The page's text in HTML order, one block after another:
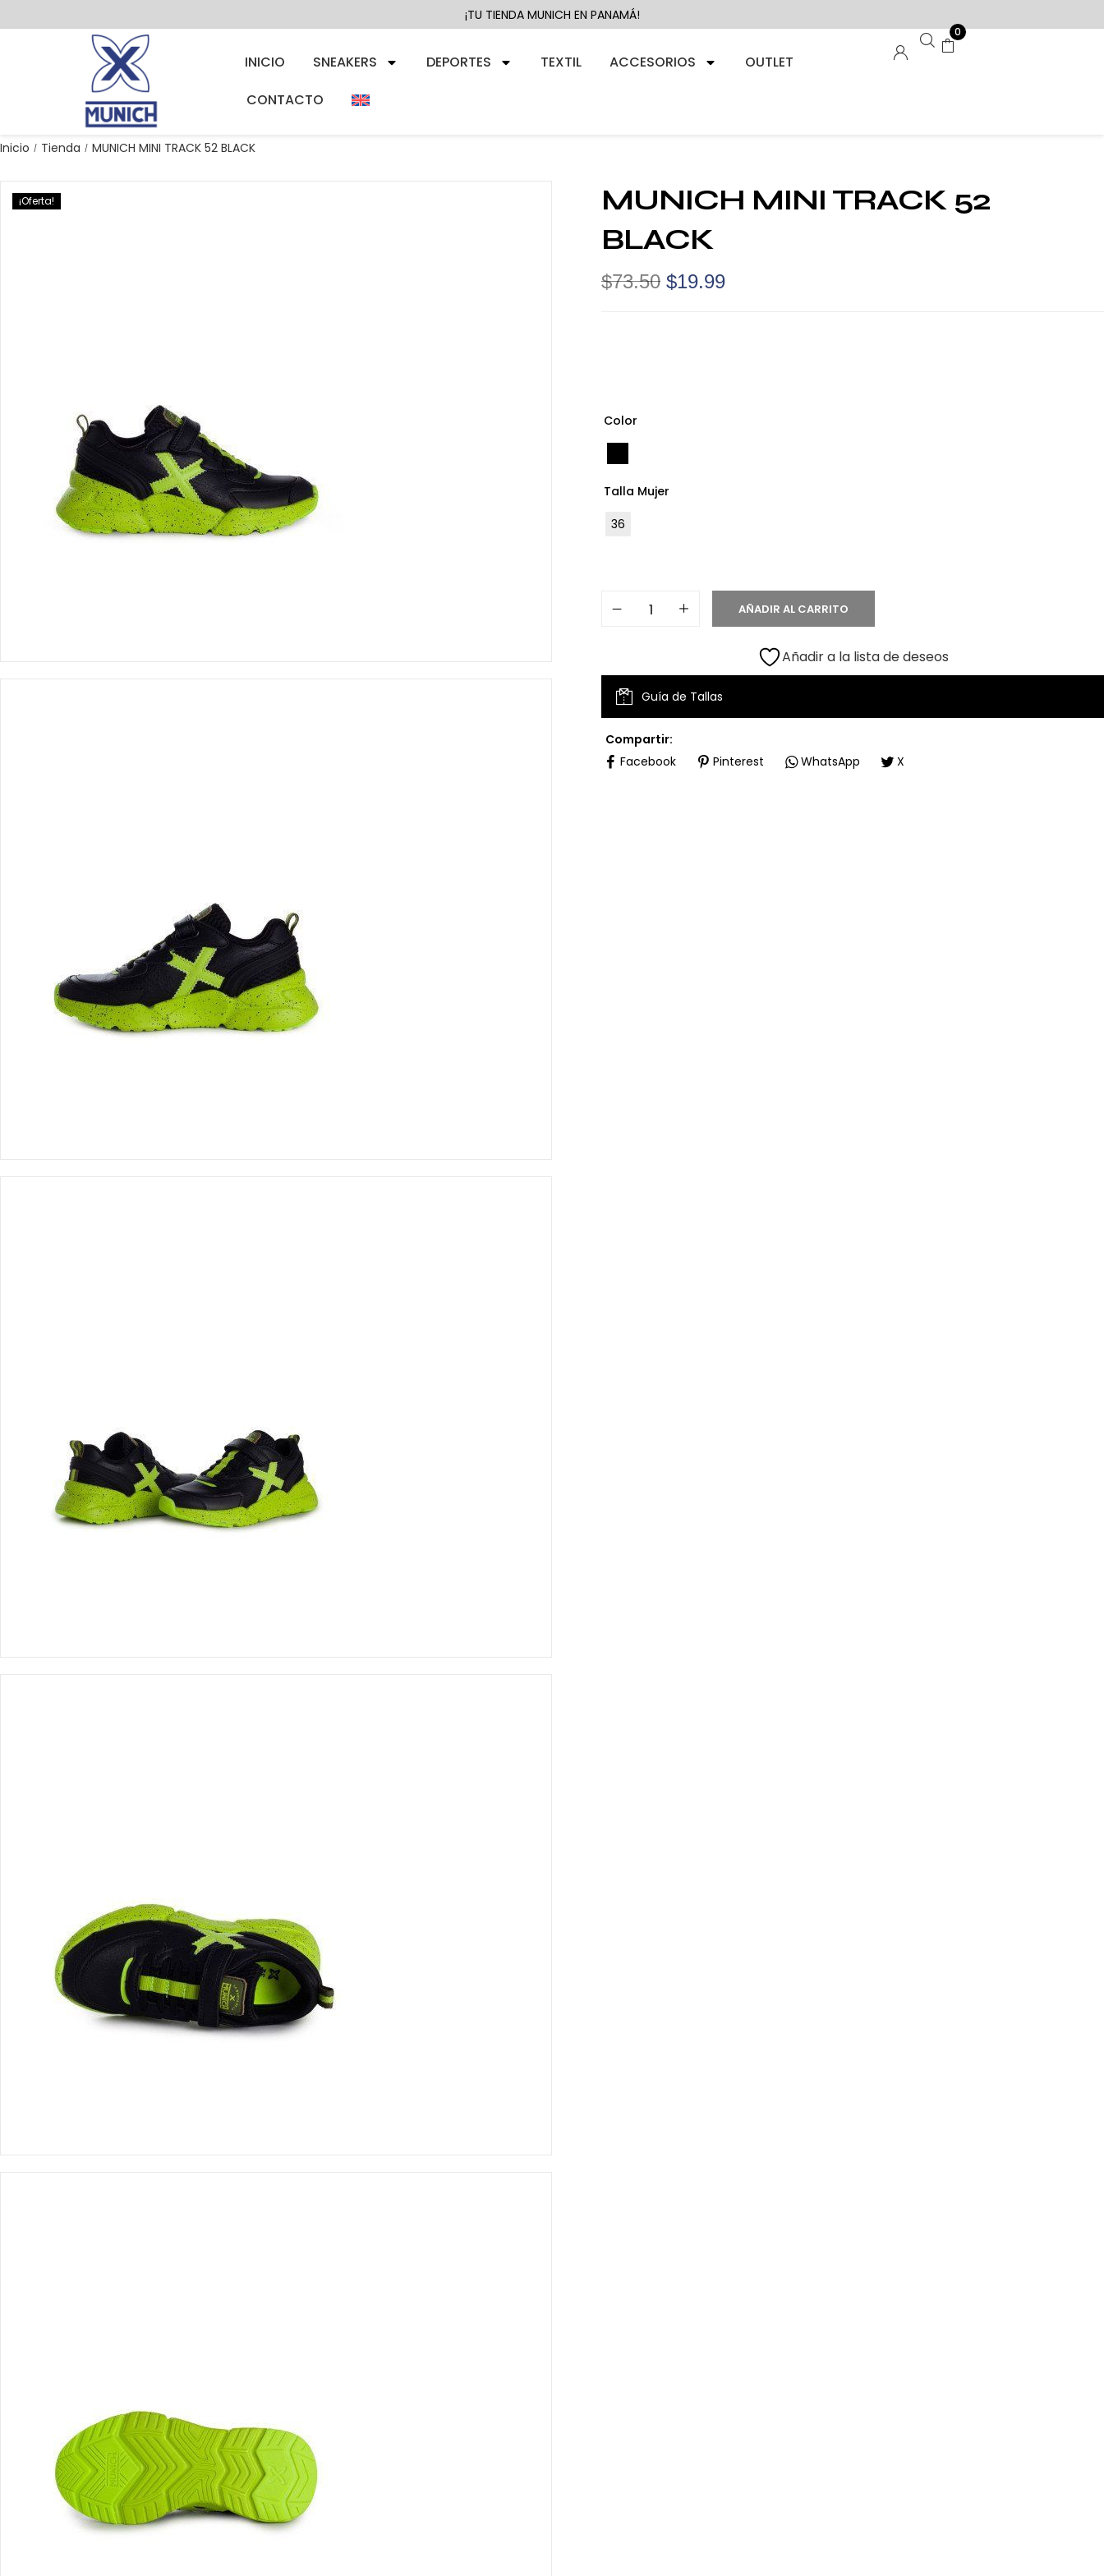
¡TU TIENDA MUNICH EN PANAMÁ!
INICIO SNEAKERS DEPORTES TEXTIL ACCESORIOS
OUTLET
CONTACTO
0
Inicio / Tienda / MUNICH MINI TRACK 52 BLACK
¡Oferta!
MUNICH MINI TRACK 52
BLACK
$73.50 $19.99
Color
Talla Mujer
36
AÑADIR AL CARRITO
Añadir a la lista de deseos
Guía de Tallas
Compartir:
Facebook
Pinterest WhatsApp X